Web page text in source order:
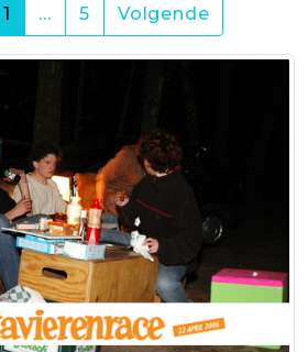
1 (current)
… 5 Volgende